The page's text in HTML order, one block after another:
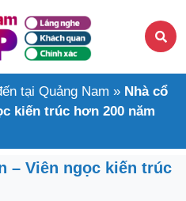
tại Quảng Nam » Nhà cổ
kiến trúc hơn 200 năm
– Viên ngọc kiến trúc